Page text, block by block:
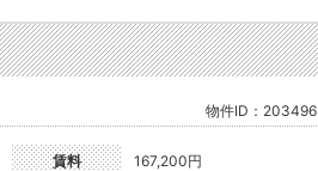
物件ID：203496
賃料 167,200円